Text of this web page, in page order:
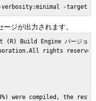
ジが出力されます。
(R) Build Engine バージョン
rights
were compiled, the rest